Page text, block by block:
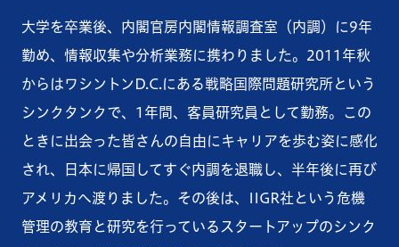
大学を卒業後、内閣官房内閣情報調査室（内調）に9年
勤め、情報収集や分析業務に携わりました。2011年秋
からはワシントンD.C.にある戦略国際問題研究所という
シンクタンクで、1年間、客員研究員として勤務。この
ときに出会った皆さんの自由にキャリアを歩む姿に感化
され、日本に帰国してすぐ内調を退職し、半年後に再び
アメリカへ渡りました。その後は、IIGR社という危機
管理の教育と研究を行っているスタートアップのシンク